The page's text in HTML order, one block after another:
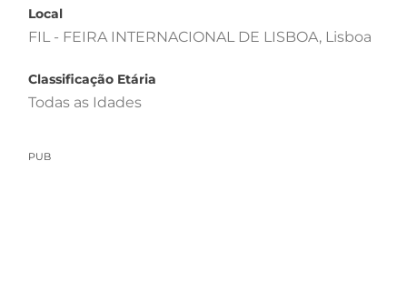
Local
FIL - FEIRA INTERNACIONAL DE LISBOA, Lisboa
Classificação Etária
Todas as Idades
PUB